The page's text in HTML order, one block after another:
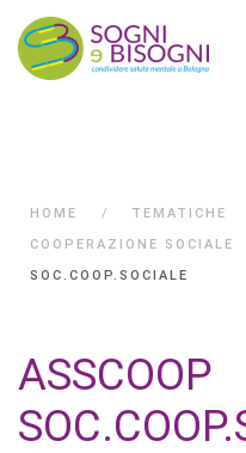
HOME TEMATICHE
COOPERAZIONE SOCIALE
SOC.COOP.SOCIALE
ASSCOOP